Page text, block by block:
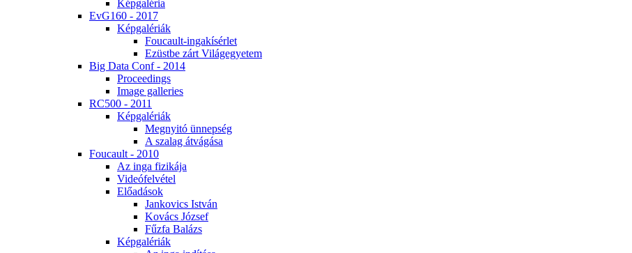
Kép­ga­lé­ria
EvG160 - 2017
Kép­ga­lé­ri­ák
Fo­u­ca­ult-in­ga­kí­sér­let
Ezüst­be zárt Vi­lág­egye­tem
Big Da­ta Conf - 2014
Pro­ce­e­dings
Image gal­le­ri­es
RC500 - 2011
Kép­ga­lé­ri­ák
Meg­nyi­tó ün­nep­ség
A sza­lag át­vá­gá­sa
Fo­u­ca­ult - 2010
Az in­ga fi­zi­ká­ja
Vi­de­ó­fel­vé­tel
Elő­adá­sok
Jan­ko­vics Ist­ván
Ko­vács Jó­zsef
Fűz­fa Ba­lázs
Kép­ga­lé­ri­ák